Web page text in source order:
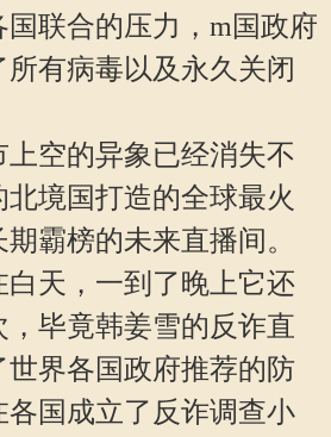
联合的压力，m国政府
有病毒以及永久关闭
空的异象已经消失不
北境国打造的全球最火
霸榜的未来直播间。
天，一到了晚上它还
毕竟韩姜雪的反诈直
界各国政府推荐的防
国成立了反诈调查小